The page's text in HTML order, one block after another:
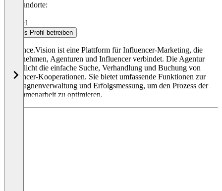
Standorte:
+1
Dieses Profil betreiben
Influence.Vision ist eine Plattform für Influencer-Marketing, die
Unternehmen, Agenturen und Influencer verbindet. Die Agentur
ermöglicht die einfache Suche, Verhandlung und Buchung von
Influencer-Kooperationen. Sie bietet umfassende Funktionen zur
Kampagnenverwaltung und Erfolgsmessung, um den Prozess der
Zusammenarbeit zu optimieren.